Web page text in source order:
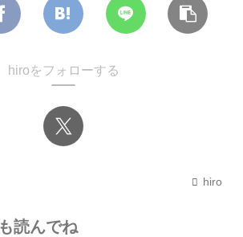
hiroをフォローする
hiro
読んでね